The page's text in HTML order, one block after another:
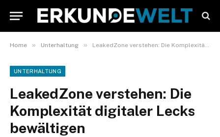
Home » Unterhaltung » LeakedZone verstehen: Die Komplexität digitaler Lecks bewältigen
UNTERHALTUNG
LeakedZone verstehen: Die
Komplexität digitaler Lecks
bewältigen